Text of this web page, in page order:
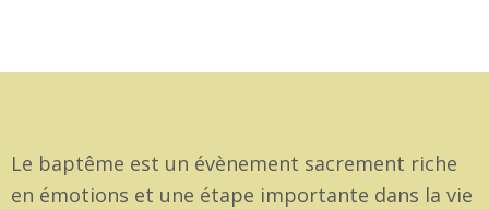
Le baptême est un évènement sacrement riche
en émotions et une étape importante dans la vie